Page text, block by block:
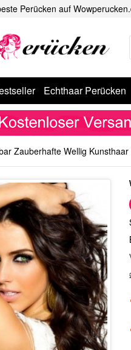
Perücken auf
Echthaar Perücken
Zauberhafte Wellig